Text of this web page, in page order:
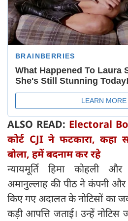
ALSO READ: Electoral
कोर्ट CJI ने फटकारा, कहा
बोला, हमें बदनाम कर रहे
न्यायमूर्ति हिमा कोहली और
अमानुल्लाह की पीठ ने कंपनी
किए गए अदालत के नोटिसों का
कड़ी आपत्ति जताई। उन्हें नोटिस